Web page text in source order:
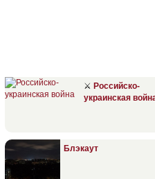
⚔ Российско-
украинская
Блэкаут